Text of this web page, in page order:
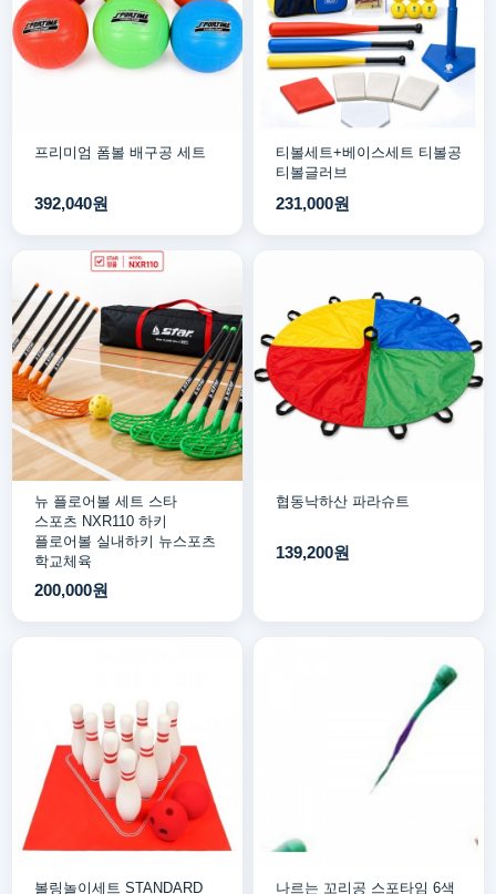
프리미엄 폼볼 배구공 세트
392,040원
티볼세트+베이스세트 티볼공
티볼글러브
231,000원
뉴 플로어볼 세트 스타
스포츠 NXR110 하키
플로어볼 실내하키 뉴스포츠
학교체육
200,000원
협동낙하산 파라슈트
139,200원
볼링놀이세트 STANDARD
나르는 꼬리공 스포타임 6색